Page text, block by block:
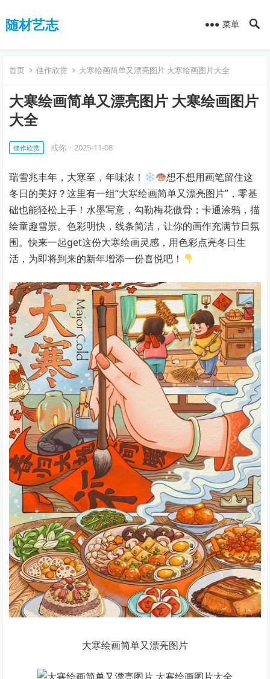
随材艺志 菜单
首页 佳作欣赏 大寒绘画简单又漂亮图片 大寒绘画图片大全
大寒绘画简单又漂亮图片 大寒绘画图片
大全
佳作欣赏 戒你 · 2025-11-08
瑞雪兆丰年，大寒至，年味浓！
想不想用画笔留住这
冬日的美好？这里有一组“大寒绘画简单又漂亮图片”，零基
础也能轻松上手！水墨写意，勾勒梅花傲骨；卡通涂鸦，描
绘童趣雪景。色彩明快，线条简洁，让你的画作充满节日氛
围。快来一起get这份大寒绘画灵感，用色彩点亮冬日生
活，为即将到来的新年增添一份喜悦吧！
大寒绘画简单又漂亮图片